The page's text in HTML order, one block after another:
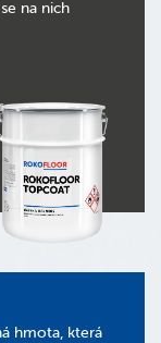
na nich
hmota, která